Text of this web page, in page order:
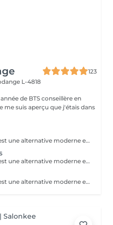
123
L-4818
de BTS conseillère en
me suis aperçu que j'étais dans
L'épilation à la lumière pulsée est une alternative moderne et performante aux méthodes d'épilation traditionnelles. En émettant des impulsions lumineuses ciblées, elle agit directement sur la racine du poil, affaiblissant progressivement sa repousse jusqu'à obtenir une réduction significative et durable de la pilosité. Les bénéfices : Réduction durable de la pilosité Peau lisse et nette sur le long terme Zones multiples traitées : visage, jambes, aisselles, maillot, bras, dos Méthode sûre et efficace, réalisée par une professionnelle qualifiée Un protocole réalisé en cure, sur plusieurs séances, pour un résultat optimal et adapté à chaque type de peau et de pilosité.
L'épilation à la lumière pulsée est une alternative moderne et performante aux méthodes d'épilation traditionnelles. En émettant des impulsions lumineuses ciblées, elle agit directement sur la racine du poil, affaiblissant progressivement sa repousse jusqu'à obtenir une réduction significative et durable de la pilosité. Les bénéfices : Réduction durable de la pilosité Peau lisse et nette sur le long terme Zones multiples traitées : visage, jambes, aisselles, maillot, bras, dos Méthode sûre et efficace, réalisée par une professionnelle qualifiée Un protocole réalisé en cure, sur plusieurs séances, pour un résultat optimal et adapté à chaque type de peau et de pilosité.
L'épilation à la lumière pulsée est une alternative moderne et performante aux méthodes d'épilation traditionnelles. En émettant des impulsions lumineuses ciblées, elle agit directement sur la racine du poil, affaiblissant progressivement sa repousse jusqu'à obtenir une réduction significative et durable de la pilosité. Les bénéfices : Réduction durable de la pilosité Peau lisse et nette sur le long terme Zones multiples traitées : visage, jambes, aisselles, maillot, bras, dos Méthode sûre et efficace, réalisée par une professionnelle qualifiée Un protocole réalisé en cure, sur plusieurs séances, pour un résultat optimal et adapté à chaque type de peau et de pilosité.